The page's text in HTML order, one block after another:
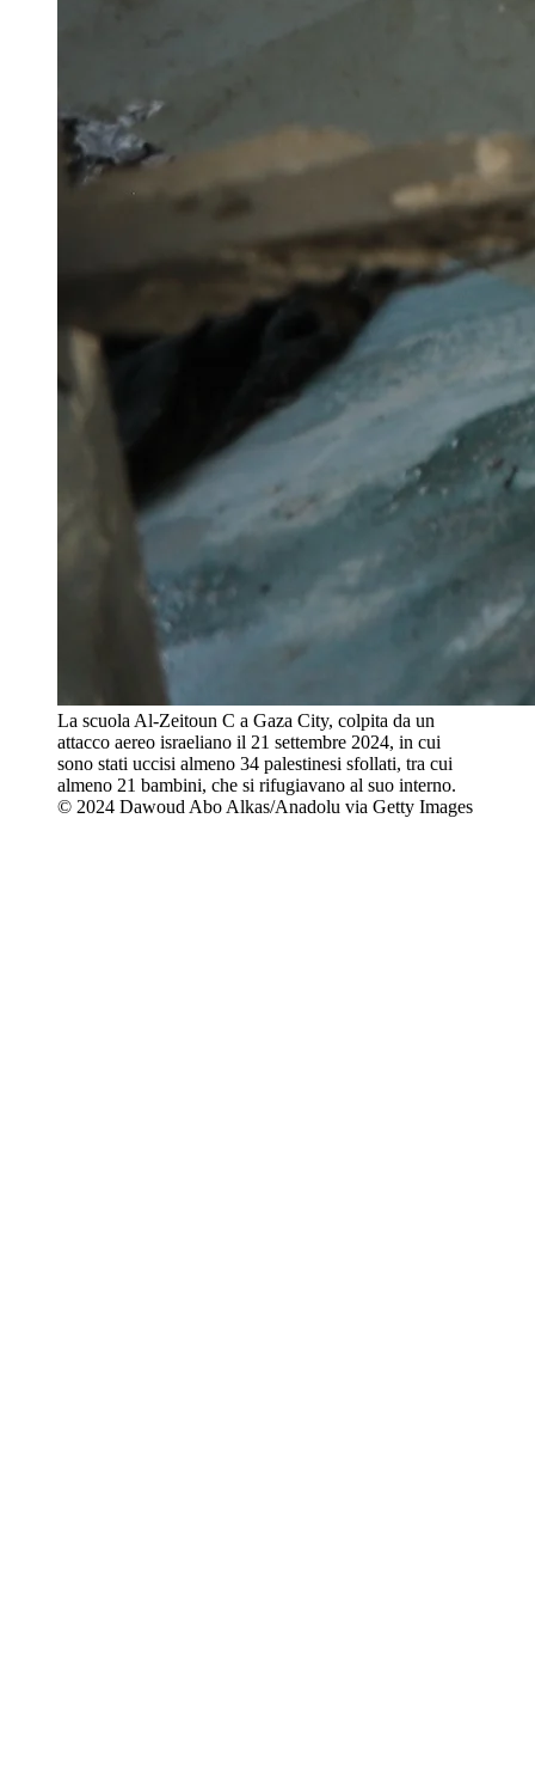
La scuola Al-Zeitoun C a Gaza City, colpita da un
attacco aereo israeliano il 21 settembre 2024, in cui
sono stati uccisi almeno 34 palestinesi sfollati, tra cui
almeno 21 bambini, che si rifugiavano al suo interno.
© 2024 Dawoud Abo Alkas/Anadolu via Getty Images